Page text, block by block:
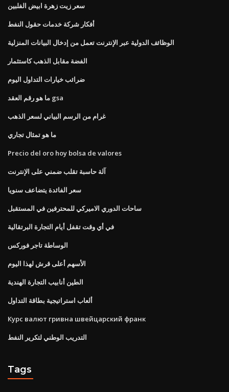
سعر زيت زهرة ابيض الفلبين
أفكار شركة خدمات حقول النفط
الوظائف الدولية عبر الإنترنت تعمل من إدخال البيانات المنزلية
الفضة مقابل الذهب كاستثمار
ضرائب خيارات التداول اليوم
ما هو رقم العقد gsa
غرام من الرسم البياني لسعر الذهب
ما هو تمثال تجاري
Precio del oro hoy bolsa de valores
آلة حاسبة تقلب ضمني على الإنترنت
سعر الفائدة يتضاعف سنويا
ساحات الدوري الاميركي للمحترفين في المستقبل
في أي وقت تقفل أيام التجارة البرتقالية
الوساطة تاجر فوركس
الأسهم أعلى قرش لهذا اليوم
الطين أنابيب التجارة الهندية
ألعاب استراتيجية بطاقة التداول
Курс валют гривна швейцарский франк
التدريب الوطني لتكرير النفط
Tags